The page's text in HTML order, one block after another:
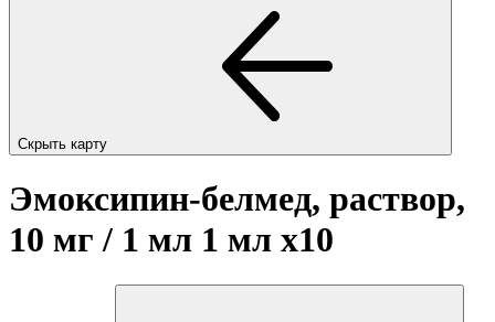
Скрыть карту
Эмоксипин-белмед, раствор,
10 мг / 1 мл 1 мл x10